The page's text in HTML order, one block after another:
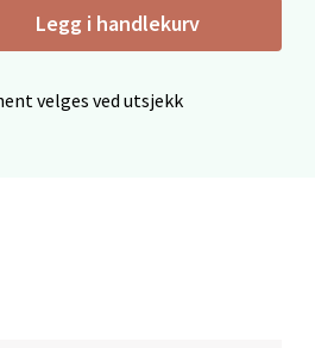
Legg i handlekurv
velges ved utsjekk